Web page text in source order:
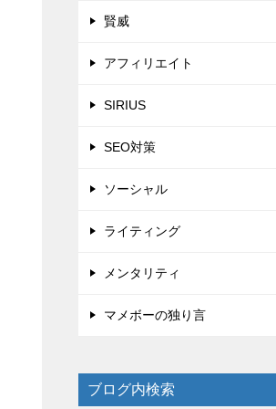
賢威
アフィリエイト
SIRIUS
SEO対策
ソーシャル
ライティング
メンタリティ
マメボーの独り言
ブログ内検索